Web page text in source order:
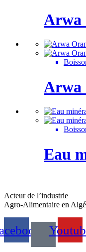
Arwa
Arwa
Eau
Acteur de l’industrie
Agro-Alimentaire en